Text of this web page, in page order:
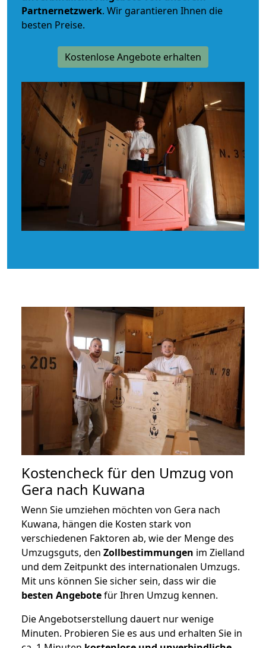
Partnernetzwerk. Wir garantieren Ihnen die
besten Preise.
Kostenlose Angebote erhalten
Kostencheck für den Umzug von
Gera nach Kuwana
Wenn Sie umziehen möchten von Gera nach
Kuwana, hängen die Kosten stark von
verschiedenen Faktoren ab, wie der Menge des
Umzugsguts, den Zollbestimmungen im Zielland
und dem Zeitpunkt des internationalen Umzugs.
Mit uns können Sie sicher sein, dass wir die
besten Angebotefür Ihren Umzug kennen.
Die Angebotserstellung dauert nur wenige
Minuten. Probieren Sie es aus und erhalten Sie in